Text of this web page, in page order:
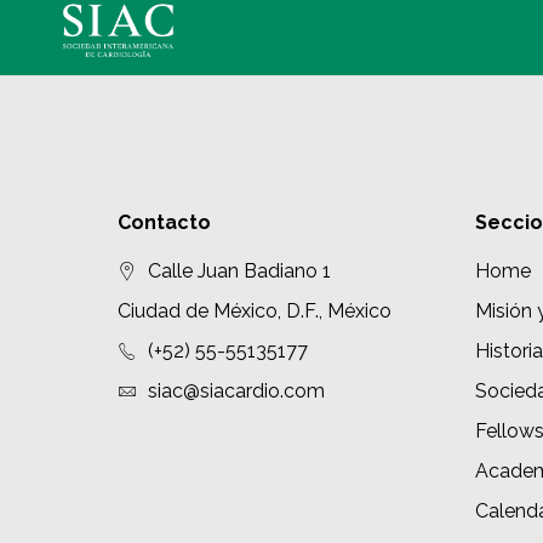
Contacto
Calle Juan Badiano 1
Ciudad de México, D.F., México
(+52) 55-55135177
siac@siacardio.com
Home
Misión
Historia
Fellows